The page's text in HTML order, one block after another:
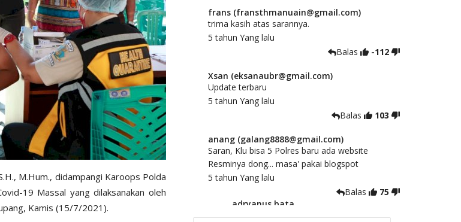
M.Hum., didampangi Karoops Polda
19 Massal yang dilaksanakan oleh
Kamis (15/7/2021).
frans (fransthmanuain@gmail.com)
trima kasih atas sarannya.
5 tahun Yang lalu
Balas
-112
Xsan (eksanaubr@gmail.com)
Update terbaru
5 tahun Yang lalu
Balas
103
anang (galang8888@gmail.com)
Saran, Klu bisa 5 Polres baru ada website
Resminya dong... masa' pakai blogspot
5 tahun Yang lalu
Balas
75
adryanus bata